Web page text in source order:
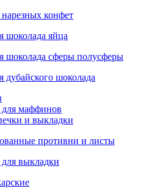
конфет
шоколада яйца
шоколада сферы полусферы
шоколада
маффинов
и выкладки
противни и листы
выкладки